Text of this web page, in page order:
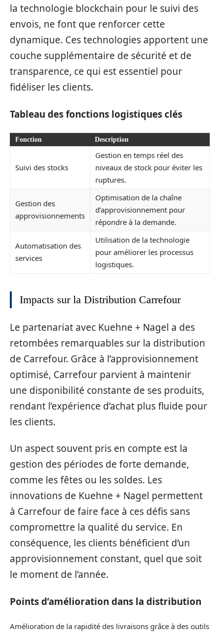
la technologie blockchain pour le suivi des
envois, ne font que renforcer cette
dynamique. Ces technologies apportent une
couche supplémentaire de sécurité et de
transparence, ce qui est essentiel pour
fidéliser les clients.
Tableau des fonctions logistiques clés
Fonction Description
Suivi des stocks
Gestion en temps réel des
niveaux de stock pour éviter les
ruptures.
Gestion des
approvisionnements
Optimisation de la chaîne
d’approvisionnement pour
répondre à la demande.
Automatisation des
services
Utilisation de la technologie
pour améliorer les processus
logistiques.
Impacts sur la Distribution Carrefour
Le partenariat avec Kuehne + Nagel a des
retombées remarquables sur la distribution
de Carrefour. Grâce à l’approvisionnement
optimisé, Carrefour parvient à maintenir
une disponibilité constante de ses produits,
rendant l’expérience d’achat plus fluide pour
les clients.
Un aspect souvent pris en compte est la
gestion des périodes de forte demande,
comme les fêtes ou les soldes. Les
innovations de Kuehne + Nagel permettent
à Carrefour de faire face à ces défis sans
compromettre la qualité du service. En
conséquence, les clients bénéficient d’un
approvisionnement constant, quel que soit
le moment de l’année.
Points d’amélioration dans la distribution
Amélioration de la rapidité des livraisons grâce à des outils